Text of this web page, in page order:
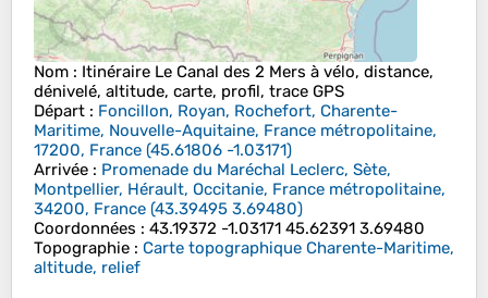
Nom : Itinéraire Le Canal des 2 Mers à vélo, distance,
dénivelé, altitude, carte, profil, trace GPS
Départ : Foncillon, Royan, Rochefort, Charente-
Maritime, Nouvelle-Aquitaine, France métropolitaine,
17200, France (45.61806 -1.03171)
Arrivée : Promenade du Maréchal Leclerc, Sète,
Montpellier, Hérault, Occitanie, France métropolitaine,
34200, France (43.39495 3.69480)
Coordonnées : 43.19372 -1.03171 45.62391 3.69480
Topographie : Carte topographique Charente-Maritime,
altitude, relief